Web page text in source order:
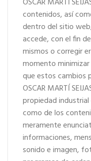
contenidos, así
dentro del sitio
accede, con el fin
mismos o corregir
momento
que estos cambios
OSCAR MARTÍ
propiedad
como de los
meramente
informaciones,
sonido e imagen,